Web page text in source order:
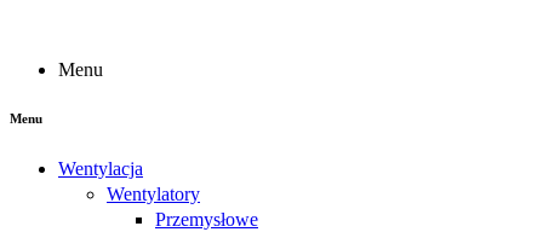
Menu
Menu
Wentylacja
Wentylatory
Przemysłowe